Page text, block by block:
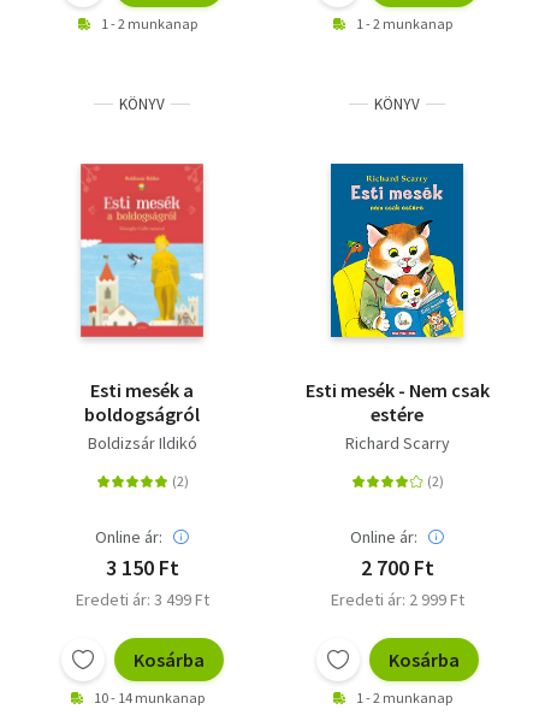
1 - 2 munkanap 1 - 2 munkanap
KÖNYV
Esti mesék a
boldogságról
Boldizsár Ildikó
Online ár:
3 150 Ft
Eredeti ár: 3 499 Ft
Kosárba
10 - 14 munkanap
KÖNYV
Esti mesék - Nem csak
estére
Richard Scarry
Online ár:
2 700 Ft
Eredeti ár: 2 999 Ft
Kosárba
1 - 2 munkanap